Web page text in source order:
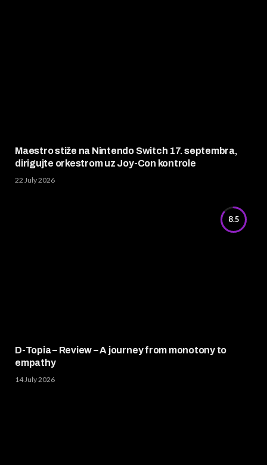
Maestro stiže na Nintendo Switch 17. septembra,
dirigujte orkestrom uz Joy-Con kontrole
22 July 2026
8.5
D-Topia – Review – A journey from monotony to
empathy
14 July 2026